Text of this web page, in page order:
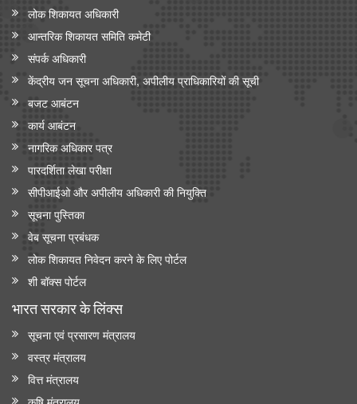
लोक शिकायत अधिकारी
आन्‍तरिक शिकायत समिति कमेटी
संपर्क अधिकारी
केंद्रीय जन सूचना अधिकारी, अपीलीय प्राधिकारियों की सूची
बजट आबंटन
कार्य आबंटन
नागरिक अधिकार पत्र
पारदर्शिता लेखा परीक्षा
सीपीआईओ और अपी‍लीय अधिकारी की नियुक्ति
सूचना पुस्तिका
वेब सूचना प्रबंधक
लोक शिकायत निवेदन करने के लिए पोर्टल
शी बॉक्स पोर्टल
भारत सरकार के लिंक्‍स
सूचना एवं प्रसारण मंत्रालय
वस्त्र मंत्रालय
वित्त मंत्रालय